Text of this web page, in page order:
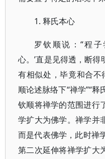
1. 释氏本心
罗钦顺说：“程
心。’直是见得透，断
有相似处，毕竟和合不
顺论述脉络下“禅学”“释
钦顺将禅学的范围进行
学扩大为佛学。禅学并
而是代表佛学，此时禅
第二次延伸将禅学扩大